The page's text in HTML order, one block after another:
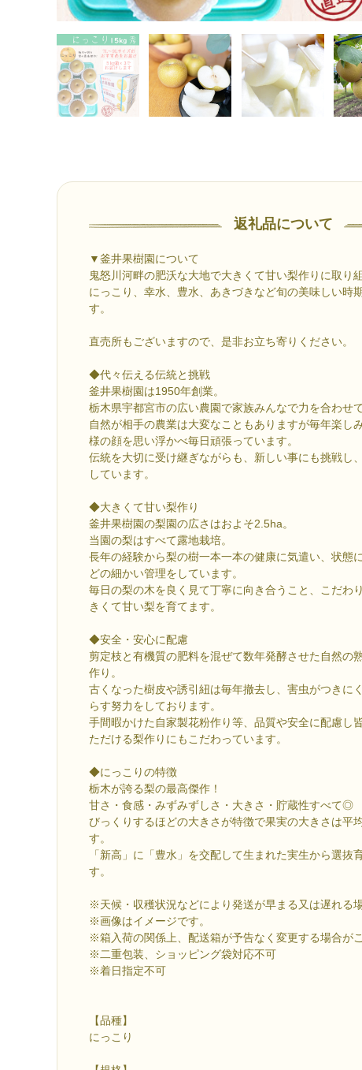
返礼品について
▼釜井果樹園について
鬼怒川河畔の肥沃な大地で大きくて甘い梨作りに取り
にっこり、幸水、豊水、あきづきなど旬の美味しい時
す。
直売所もございますので、是非お立ち寄りください。
◆代々伝える伝統と挑戦
釜井果樹園は1950年創業。
栃木県宇都宮市の広い農園で家族みんなで力を合わせ
自然が相手の農業は大変なこともありますが毎年楽し
様の顔を思い浮かべ毎日頑張っています。
伝統を大切に受け継ぎながらも、新しい事にも挑戦し
しています。
◆大きくて甘い梨作り
釜井果樹園の梨園の広さはおよそ2.5ha。
当園の梨はすべて露地栽培。
長年の経験から梨の樹一本一本の健康に気遣い、状態
どの細かい管理をしています。
毎日の梨の木を良く見て丁寧に向き合うこと、こだわ
きくて甘い梨を育てます。
◆安全・安心に配慮
剪定枝と有機質の肥料を混ぜて数年発酵させた自然の
作り。
古くなった樹皮や誘引紐は毎年撤去し、害虫がつきに
らす努力をしております。
手間暇かけた自家製花粉作り等、品質や安全に配慮し
ただける梨作りにもこだわっています。
◆にっこりの特徴
栃木が誇る梨の最高傑作！
甘さ・食感・みずみずしさ・大きさ・貯蔵性すべて◎
びっくりするほどの大きさが特徴で果実の大きさは平
す。
「新高」に「豊水」を交配して生まれた実生から選抜
す。
※天候・収穫状況などにより発送が早まる又は遅れる
※画像はイメージです。
※箱入荷の関係上、配送箱が予告なく変更する場合がご
※二重包装、ショッピング袋対応不可
※着日指定不可
【品種】
にっこり